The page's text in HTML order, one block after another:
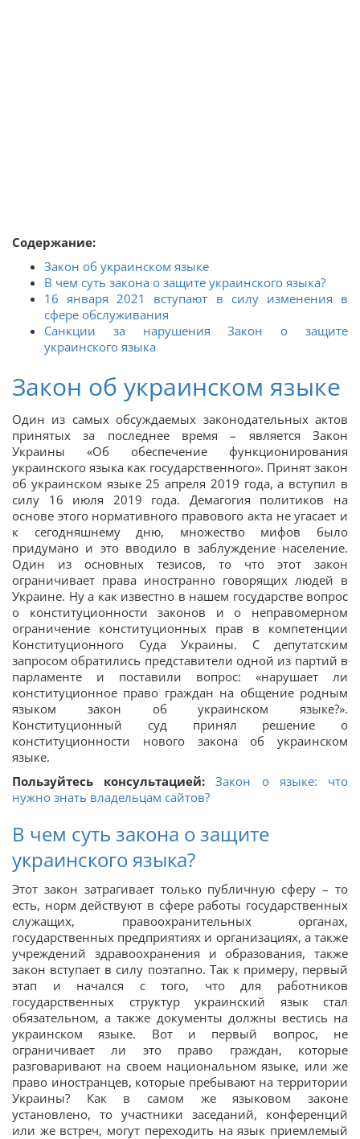
Содержание:
Закон об украинском языке
В чем суть закона о защите украинского языка?
16 января 2021 вступают в силу изменения в
сфере обслуживания
Санкции за нарушения Закон о защите
украинского языка
Закон об украинском языке
Один из самых обсуждаемых законодательных актов
принятых за последнее время – является Закон
Украины «Об обеспечение функционирования
украинского языка как государственного». Принят закон
об украинском языке 25 апреля 2019 года, а вступил в
силу 16 июля 2019 года. Демагогия политиков на
основе этого нормативного правового акта не угасает и
к сегодняшнему дню, множество мифов было
придумано и это вводило в заблуждение население.
Один из основных тезисов, то что этот закон
ограничивает права иностранно говорящих людей в
Украине. Ну а как известно в нашем государстве вопрос
о конституционности законов и о неправомерном
ограничение конституционных прав в компетенции
Конституционного Суда Украины. С депутатским
запросом обратились представители одной из партий в
парламенте и поставили вопрос: «нарушает ли
конституционное право граждан на общение родным
языком закон об украинском языке?».
Конституционный суд принял решение о
конституционности нового закона об украинском
языке.
Пользуйтесь консультацией:
Закон о языке: что
нужно знать владельцам сайтов?
В чем суть закона о защите
украинского языка?
Этот закон затрагивает только публичную сферу – то
есть, норм действуют в сфере работы государственных
служащих, правоохранительных органах,
государственных предприятиях и организациях, а также
учреждений здравоохранения и образования, также
закон вступает в силу поэтапно. Так к примеру, первый
этап и начался с того, что для работников
государственных структур украинский язык стал
обязательном, а также документы должны вестись на
украинском языке. Вот и первый вопрос, не
ограничивает ли это право граждан, которые
разговаривают на своем национальном языке, или же
право иностранцев, которые пребывают на территории
Украины? Как в самом же языковом законе
установлено, то участники заседаний, конференций
или же встреч, могут переходить на язык приемлемый